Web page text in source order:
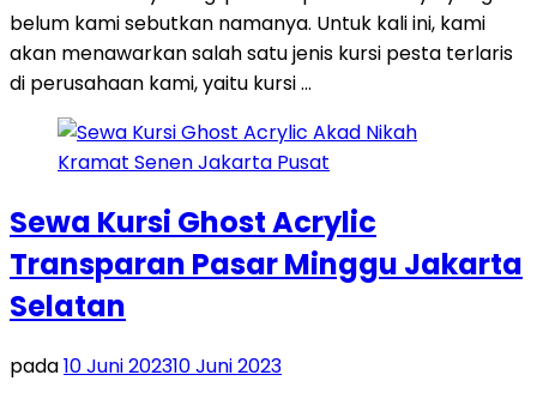
belum kami sebutkan namanya. Untuk kali ini, kami
akan menawarkan salah satu jenis kursi pesta terlaris
di perusahaan kami, yaitu kursi …
Sewa Kursi Ghost Acrylic
Transparan Pasar Minggu Jakarta
Selatan
pada10 Juni 202310 Juni 2023